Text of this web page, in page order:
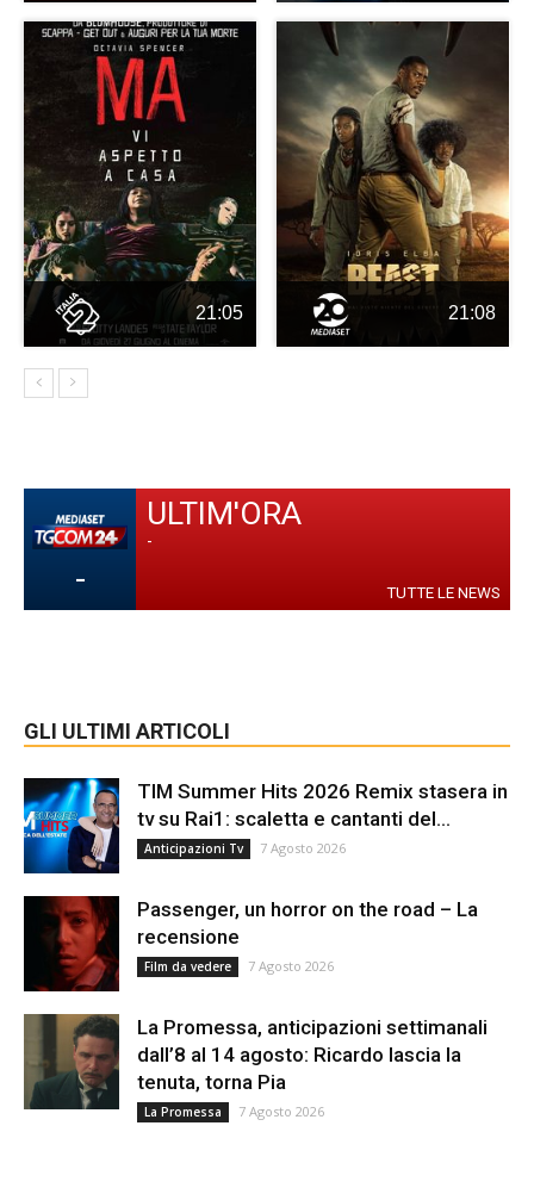
21:05 21:08
-
ULTIM'ORA
-
TUTTE LE NEWS
GLI ULTIMI ARTICOLI
TIM Summer Hits 2026 Remix stasera in
tv su Rai1: scaletta e cantanti del...
Anticipazioni Tv 7 Agosto 2026
Passenger, un horror on the road – La
recensione
Film da vedere 7 Agosto 2026
La Promessa, anticipazioni settimanali
dall’8 al 14 agosto: Ricardo lascia la
tenuta, torna Pia
La Promessa 7 Agosto 2026